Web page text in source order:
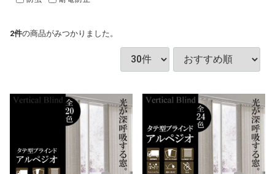
2件の商品がみつかりました。